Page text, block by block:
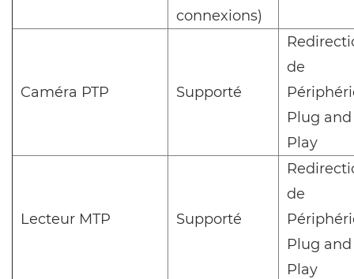
connexions)
Caméra PTP Supporté
de
Plug and
Play
Lecteur MTP Supporté
de
Plug and
Play